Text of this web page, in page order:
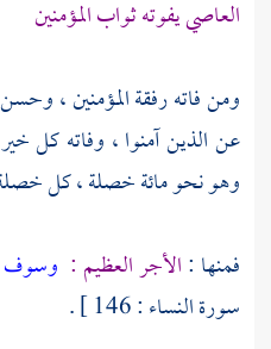
العاصي يفوته ثواب المؤمنين
ومن فاته رفقة المؤمنين ،
عن الذين آمنوا ، وفاته كل خير
وهو نحو مائة خصلة ، كل خصلة
فمنها :الأجر العظيم : وسوف
سورة النساء : 146 ] .